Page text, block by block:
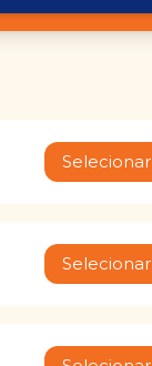
Selecionar
Selecionar